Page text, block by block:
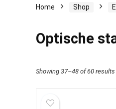
Home Shop
Optische
Showing 37–48 of 60 results